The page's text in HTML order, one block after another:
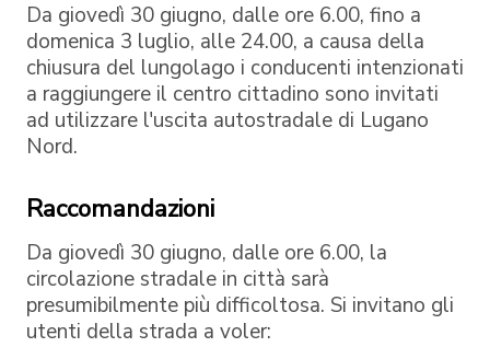
Da giovedì 30 giugno, dalle ore 6.00, fino a
domenica 3 luglio, alle 24.00, a causa della
chiusura del lungolago i conducenti intenzionati
a raggiungere il centro cittadino sono invitati
ad utilizzare l'uscita autostradale di Lugano
Nord.
Raccomandazioni
Da giovedì 30 giugno, dalle ore 6.00, la
circolazione stradale in città sarà
presumibilmente più difficoltosa. Si invitano gli
utenti della strada a voler: